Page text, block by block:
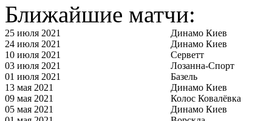
Ближайшие матчи:
25 июля 2021
Динамо Киев
24 июля 2021
Динамо Киев
10 июля 2021
Серветт
03 июля 2021
Лозанна-Спорт
01 июля 2021
Базель
13 мая 2021
Динамо Киев
09 мая 2021
Колос Ковалёвка
05 мая 2021
Динамо Киев